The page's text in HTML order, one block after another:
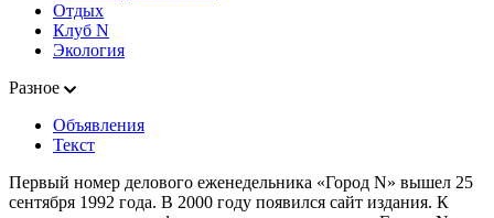
Отдых
Клуб N
Экология
Разное
Объявления
Текст
Первый номер делового еженедельника «Город N» вышел 25
сентября 1992 года. В 2000 году появился сайт издания. К